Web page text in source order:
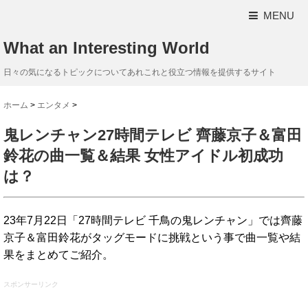
MENU
What an Interesting World
日々の気になるトピックについてあれこれと役立つ情報を提供するサイト
ホーム > エンタメ >
鬼レンチャン27時間テレビ 齊藤京子＆富田
鈴花の曲一覧＆結果 女性アイドル初成功
は？
23年7月22日「27時間テレビ 千鳥の鬼レンチャン」では齊藤
京子＆富田鈴花がタッグモードに挑戦という事で曲一覧や結
果をまとめてご紹介。
スポンサーリンク